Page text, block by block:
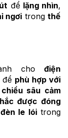
để lặng nhìn,
ngơi trongthế
chođiện
để phù hợp với
sâu cảm
được đóng
le lóitrong